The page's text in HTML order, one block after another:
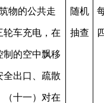
物的公共走
轮车充电，在
制的空中飘移
全出口、疏散
（十一）对在
随机
抽查